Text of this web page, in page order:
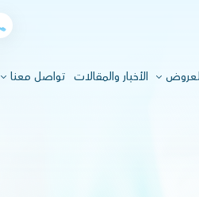
الأخبار والمقالات تواصل معنا